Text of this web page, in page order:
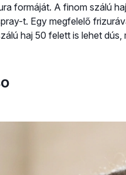
formáját. A finom szálú
t. Egy megfelelő
haj 50 felett is lehet